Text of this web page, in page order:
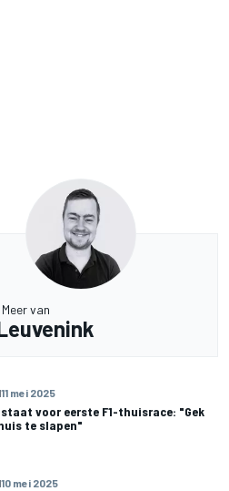
Meer van
11 mei 2025
voor eerste F1-thuisrace: "Gek
te slapen"
10 mei 2025